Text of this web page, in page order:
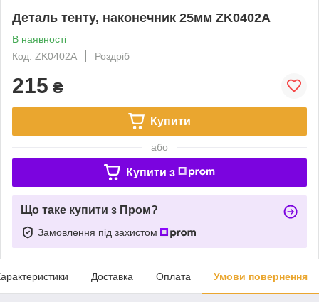
Деталь тенту, наконечник 25мм ZK0402A
В наявності
Код: ZK0402A
Роздріб
215 ₴
Купити
або
Купити з
Що таке купити з Пром?
Замовлення під захистом
Доставка Оплата Умови повернення